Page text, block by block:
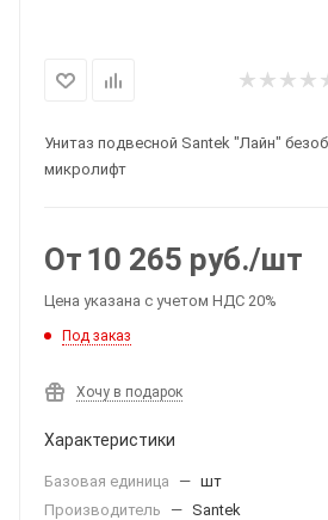
Унитаз подвесной Santek "Лайн"
микролифт
От 10 265 руб./шт
Цена указана с учетом НДС 20%
Под заказ
Хочу в подарок
Характеристики
Базовая единица — шт
Производитель
— Santek